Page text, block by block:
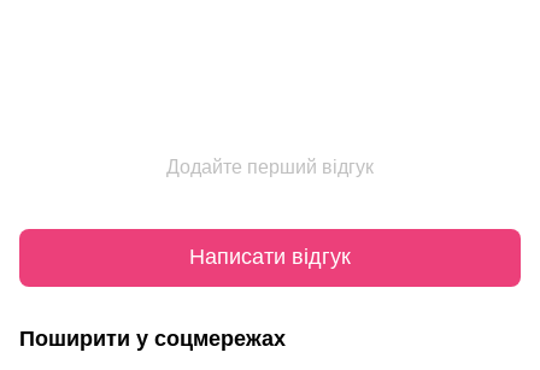
Додайте перший відгук
Написати відгук
Поширити у соцмережах